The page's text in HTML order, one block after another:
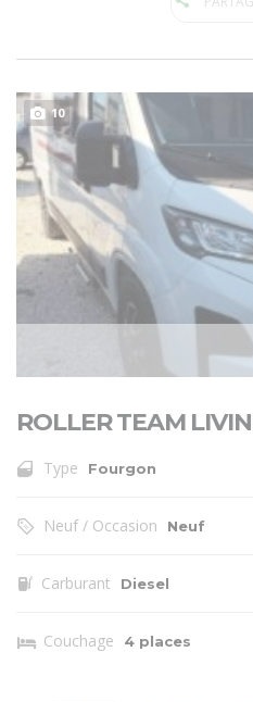
10
ROLLER TEAM
Type Fourgon
Neuf / Occasion Neuf
Carburant Diesel
Couchage 4 places